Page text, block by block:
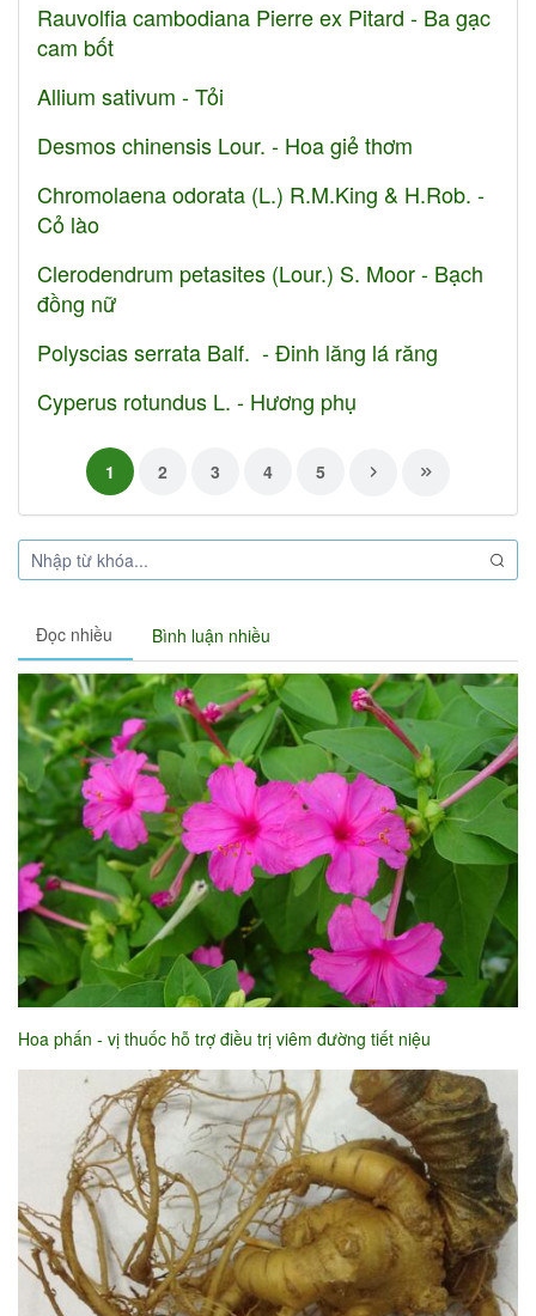
Rauvolfia cambodiana Pierre ex Pitard - Ba gạc
cam bốt
Allium sativum - Tỏi
Desmos chinensis Lour. - Hoa giẻ thơm
Chromolaena odorata (L.) R.M.King & H.Rob. -
Cỏ lào
Clerodendrum petasites (Lour.) S. Moor - Bạch
đồng nữ
Polyscias serrata Balf. - Đinh lăng lá răng
Cyperus rotundus L. - Hương phụ
1 2 3 4 5
Đọc nhiều Bình luận nhiều
Hoa phấn - vị thuốc hỗ trợ điều trị viêm đường tiết niệu